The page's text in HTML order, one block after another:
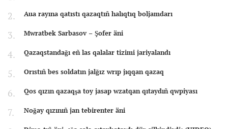
Aua rayına qatıstı qazaqtıñ halıqtıq boljamdarı
Mwratbek Sarbasov – Şofer äni
Qazaqstandağı eñ las qalalar tizimi jariyalandı
Orıstıñ bes soldatın jalğız wrıp jıqqan qazaq
Qos qızın qazaqşa toy jasap wzatqan qıtaydıñ qwpiyası
Noğay qızınıñ jan tebirenter äni